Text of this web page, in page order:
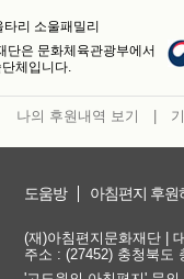
타리 소울패밀리
단은 문화체육관광부에서
체입니다.
나의 후원내역 보기
도움방 아침편지 후원
(재)아침편지문화재단 |
주소 : (27452) 충청북도